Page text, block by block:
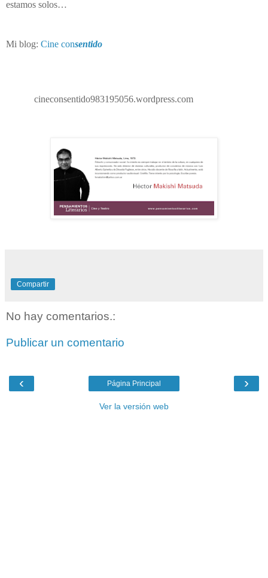
estamos solos…
Mi blog: Cine consentido
cineconsentido983195056.wordpress.com
Compartir
No hay comentarios.:
Publicar un comentario
‹ ›
Página Principal
Ver la versión web